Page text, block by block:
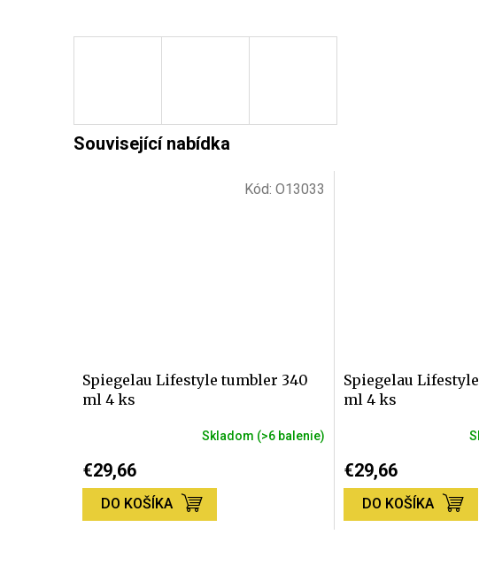
Spiegelau Lifestyle tumbler 340
ml 4 ks
Skladom (>6 balenie)
€29,66
DO KOŠÍKA
Kód: O13033
Spiegelau
ml 4 ks
€29,66
DO KOŠÍKA